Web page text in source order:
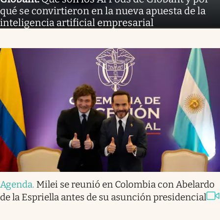
qué se convirtieron en la nueva apuesta de la
inteligencia artificial empresarial
Agenda. Milei se reunió en Colombia con Abelardo
de la Espriella antes de su asunción presidencial